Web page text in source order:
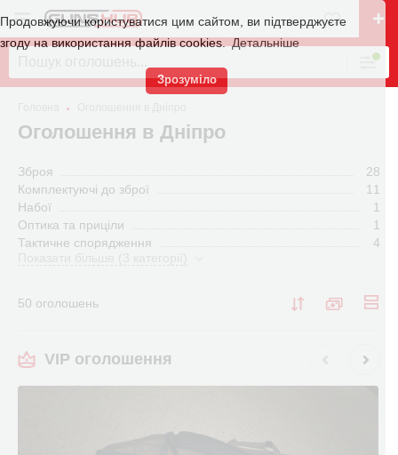
Продовжуючи користуватися цим сайтом, ви підтверджуєте
згоду на використання файлів cookies.
Детальніше
Зрозуміло
Оголошення в Дніпро
Зброя
28
Комплектуючі до зброї
11
Набої
1
Оптика та приціли
1
Тактичне спорядження
4
50 оголошень
VIP оголошення